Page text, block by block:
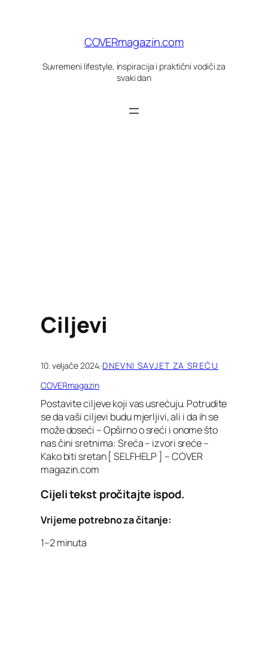
COVERmagazin.com
Suvremeni lifestyle, inspiracija i praktični vodiči za
svaki dan
Ciljevi
10. veljače 2024.·DNEVNI SAVJET ZA SREĆU
COVERmagazin
Postavite ciljeve koji vas usrećuju. Potrudite
se da vaši ciljevi budu mjerljivi, ali i da ih se
može doseći – Opširno o sreći i onome što
nas čini sretnima: Sreća – izvori sreće –
Kako biti sretan [ SELFHELP ] – COVER
magazin.com
Cijeli tekst pročitajte ispod.
Vrijeme potrebno za čitanje:
1–2 minuta